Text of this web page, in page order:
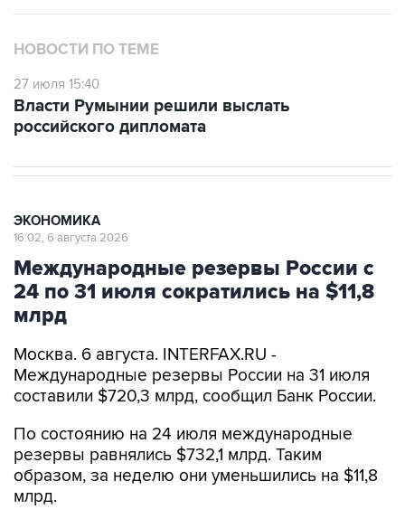
НОВОСТИ ПО ТЕМЕ
27 июля 15:40
Власти Румынии решили выслать
российского дипломата
ЭКОНОМИКА
16:02, 6 августа 2026
Международные резервы России с
24 по 31 июля сократились на $11,8
млрд
Москва. 6 августа. INTERFAX.RU -
Международные резервы России на 31 июля
составили $720,3 млрд, сообщил Банк России.
По состоянию на 24 июля международные
резервы равнялись $732,1 млрд. Таким
образом, за неделю они уменьшились на $11,8
млрд.